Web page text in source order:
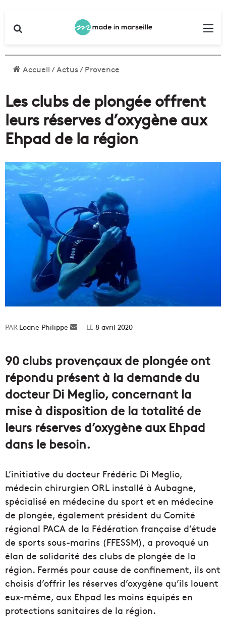
Accueil/Actus/Provence
Les clubs de plongée offrent
leurs réserves d’oxygène aux
Ehpad de la région
Loane Philippe
Envoyer8 avril 2020
90 clubs provençaux de plongée ont
répondu présent à la demande du
docteur Di Meglio, concernant la
mise à disposition de la totalité de
leurs réserves d’oxygène aux Ehpad
dans le besoin.
L’initiative du docteur Frédéric Di Meglio,
médecin chirurgien ORL installé à Aubagne,
spécialisé en médecine du sport et en médecine
de plongée, également président du Comité
régional PACA de la Fédération française d’étude
de sports sous-marins (FFESSM), a provoqué un
élan de solidarité des clubs de plongée de la
région. Fermés pour cause de confinement, ils ont
choisis d’offrir les réserves d’oxygène qu’ils louent
eux-même, aux Ehpad les moins équipés en
protections sanitaires de la région.